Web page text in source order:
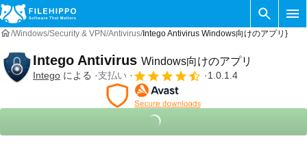
Windows Security & VPN Antivirus Intego Antivirus Windows向けのアプリ}
Intego Antivirus Windows向けのアプリ
Intego による 支払い 1.0.1.4